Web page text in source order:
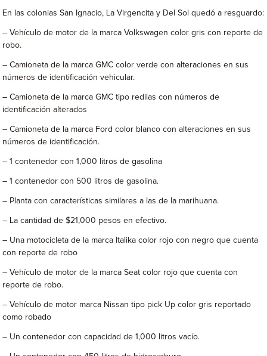
En las colonias San Ignacio, La Virgencita y Del Sol quedó a resguardo:
– Vehículo de motor de la marca Volkswagen color gris con reporte de
robo.
– Camioneta de la marca GMC color verde con alteraciones en sus
números de identificación vehicular.
– Camioneta de la marca GMC tipo redilas con números de
identificación alterados
– Camioneta de la marca Ford color blanco con alteraciones en sus
números de identificación.
– 1 contenedor con 1,000 litros de gasolina
– 1 contenedor con 500 litros de gasolina.
– Planta con características similares a las de la marihuana.
– La cantidad de $21,000 pesos en efectivo.
– Una motocicleta de la marca Italika color rojo con negro que cuenta
con reporte de robo
– Vehículo de motor de la marca Seat color rojo que cuenta con
reporte de robo.
– Vehículo de motor marca Nissan tipo pick Up color gris reportado
como robado
– Un contenedor con capacidad de 1,000 litros vacío.